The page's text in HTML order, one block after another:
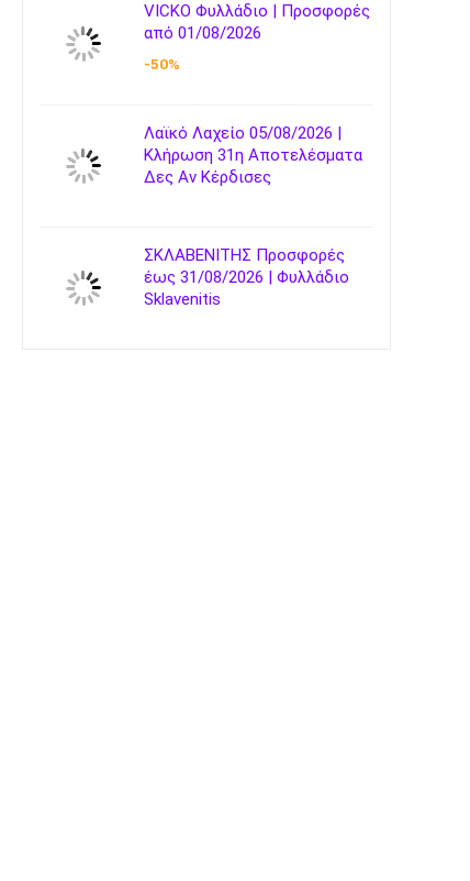
VICKO Φυλλάδιο | Προσφορές
από 01/08/2026
-50%
Λαϊκό Λαχείο 05/08/2026 |
Κλήρωση 31η Αποτελέσματα
Δες Αν Κέρδισες
ΣΚΛΑΒΕΝΙΤΗΣ Προσφορές
έως 31/08/2026 | Φυλλάδιο
Sklavenitis